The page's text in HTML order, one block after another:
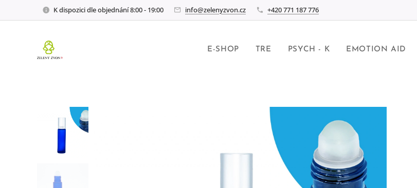
K dispozici dle objednání 8:00 - 19:00 info@zelenyzvon.cz +420 771 187 776
E-SHOP TRE PSYCH - K EMOTION AID